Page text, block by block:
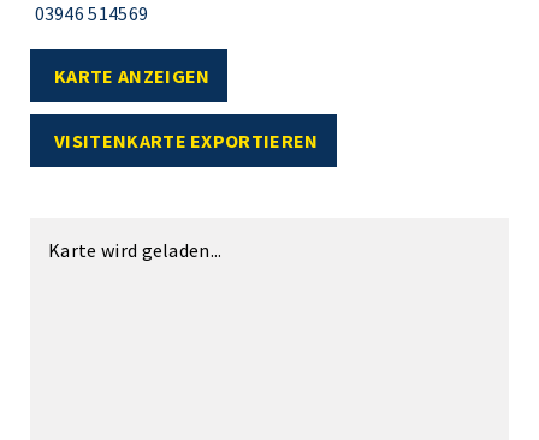
03946 514569
KARTE ANZEIGEN
VISITENKARTE EXPORTIEREN
Karte wird geladen...